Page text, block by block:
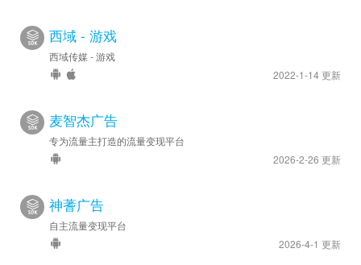
西域 - 游戏
西域传媒 - 游戏
2022-1-14 更新
麦智杰广告
专为流量主打造的流量变现平台
2026-2-26 更新
神蓍广告
自主流量变现平台
2026-4-1 更新